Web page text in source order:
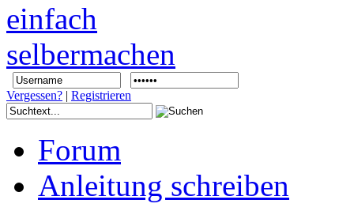
Vergessen? | Registrieren
Forum
Anleitung schreiben